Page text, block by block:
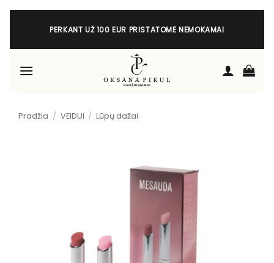
Skip
PERKANT UŽ 100 EUR PRISTATOME NEMOKAMAI
Pradžia / VEIDUI / Lūpų dažai